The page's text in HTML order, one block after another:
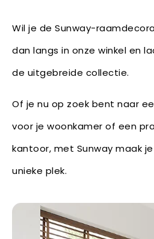
Wil je de Sunway-
dan langs in onze winkel en
de uitgebreide collectie.
Of je nu op zoek bent naar
voor je woonkamer of een
kantoor, met Sunway maak
unieke plek.